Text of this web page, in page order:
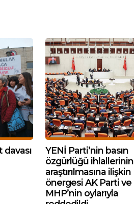
YENİ Parti’nin basın
özgürlüğü ihlallerinin
araştırılmasına ilişkin
önergesi AK Parti ve
MHP’nin oylarıyla